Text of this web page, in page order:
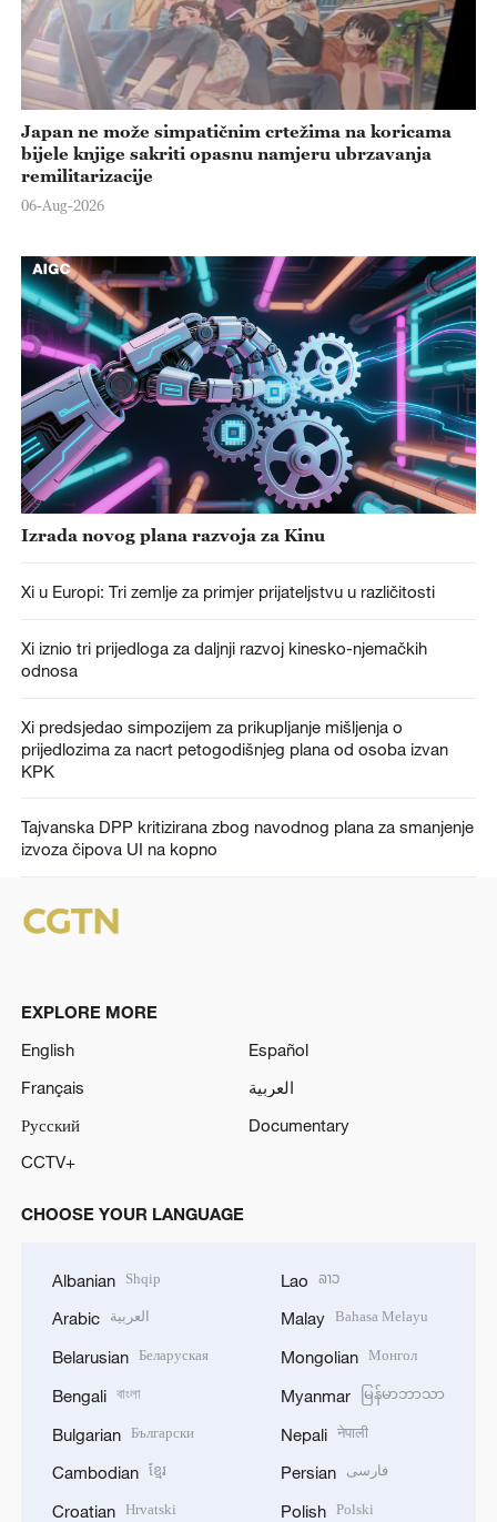
Japan ne može simpatičnim crtežima na koricama
bijele knjige sakriti opasnu namjeru ubrzavanja
remilitarizacije
06-Aug-2026
Izrada novog plana razvoja za Kinu
Xi u Europi: Tri zemlje za primjer prijateljstvu u različitosti
Xi iznio tri prijedloga za daljnji razvoj kinesko-njemačkih
odnosa
Xi predsjedao simpozijem za prikupljanje mišljenja o
prijedlozima za nacrt petogodišnjeg plana od osoba izvan
KPK
Tajvanska DPP kritizirana zbog navodnog plana za smanjenje
izvoza čipova UI na kopno
EXPLORE MORE
English
Español
Français
العربية
Русский
Documentary
CCTV+
CHOOSE YOUR LANGUAGE
Albanian Shqip
Arabic العربية
Belarusian Беларуская
Bengali বাংলা
Bulgarian Български
Cambodian ខ្មែរ
Croatian Hrvatski
Lao ລາວ
Malay Bahasa Melayu
Mongolian Монгол
Myanmar မြန်မာဘာသာ
Nepali नेपाली
Persian فارسی
Polish Polski